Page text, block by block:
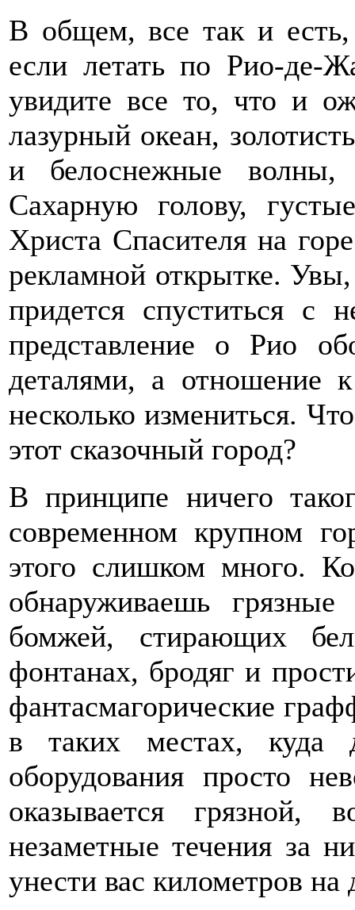
В общем, все так и
если летать по Рио-де-
увидите все то, что и
лазурный океан,
и белоснежные волны,
Сахарную голову,
Христа Спасителя на
рекламной открытке.
придется спуститься
представление о Рио
деталями, а отношение
несколько измениться.
этот сказочный город?
В принципе ничего
современном крупном
этого слишком много.
обнаруживаешь
бомжей, стирающих
фонтанах, бродяг и
фантасмагорические
в таких местах, куда
оборудования просто
оказывается грязной,
незаметные течения за
унести вас километров на